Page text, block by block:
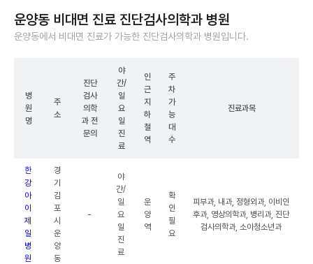
운양동 비대면 진료 진단검사의학과 병원
운양동에서 비대면 진료가 가능한 진단검사의학과 병원입니다.
병
원
명
주
소
진단
검사
의학
과 전
문의
야
간/
일
요
일
진
료
인
근
지
하
철
역
주
차
가
능
대
수
진료과목
한
강
아
이
제
일
병
원
경
기
김
포
시
운
양
동
-
야
간/
일
요
일
진
료
운
양
역
확
인
필
요
피부과, 내과, 정형외과, 이비인
후과, 영상의학과, 병리과, 진단
검사의학과, 소아청소년과